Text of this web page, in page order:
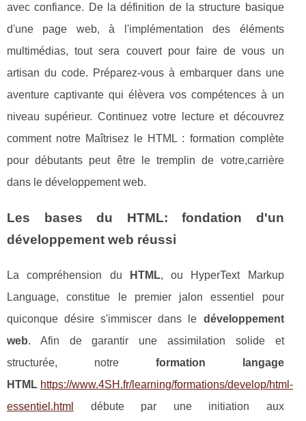
avec confiance. De la définition de la structure basique
d'une page web, à l'implémentation des éléments
multimédias, tout sera couvert pour faire de vous un
artisan du code. Préparez-vous à embarquer dans une
aventure captivante qui élèvera vos compétences à un
niveau supérieur. Continuez votre lecture et découvrez
comment notre Maîtrisez le HTML : formation complète
pour débutants peut être le tremplin de votre,carrière
dans le développement web.
Les bases du HTML: fondation d'un
développement web réussi
La compréhension du HTML, ou HyperText Markup
Language, constitue le premier jalon essentiel pour
quiconque désire s'immiscer dans le développement
web. Afin de garantir une assimilation solide et
structurée, notre formation langage
HTML https://www.4SH.fr/learning/formations/develop/html-
essentiel.html
débute par une initiation aux